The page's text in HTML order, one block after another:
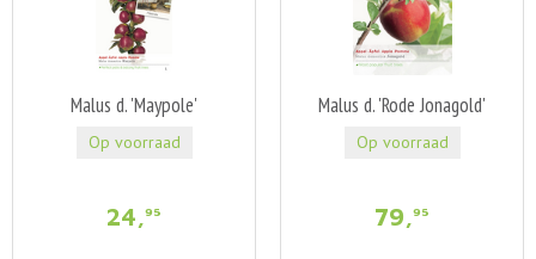
Malus d. 'Maypole'
24,95
Op voorraad
Malus d. 'Rode Jonagold'
79,95
Op voorraad